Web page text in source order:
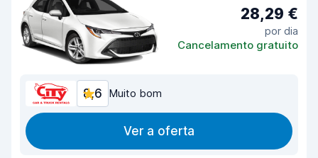
28,29 €
por dia
Cancelamento gratuito
8,6 Muito bom
Ver a oferta